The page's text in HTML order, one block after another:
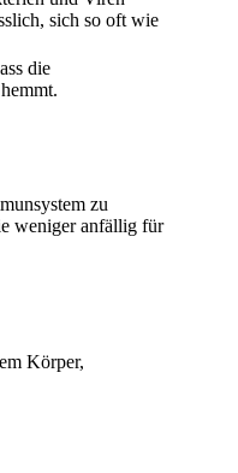
sich so oft wie
die
zu
weniger anfällig für
Körper,